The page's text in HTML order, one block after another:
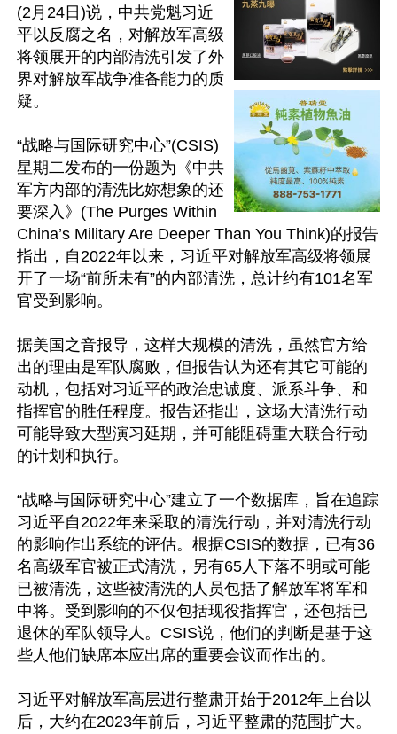
(2月24日)说，中共党魁习近
平以反腐之名，对解放军高级
将领展开的内部清洗引发了外
界对解放军战争准备能力的质
疑。
“战略与国际研究中心”(CSIS)
星期二发布的一份题为《中共
军方内部的清洗比妳想象的还
要深入》(The Purges Within
China’s Military Are Deeper Than You Think)的报告
指出，自2022年以来，习近平对解放军高级将领展
开了一场“前所未有”的内部清洗，总计约有101名军
官受到影响。
据美国之音报导，这样大规模的清洗，虽然官方给
出的理由是军队腐败，但报告认为还有其它可能的
动机，包括对习近平的政治忠诚度、派系斗争、和
指挥官的胜任程度。报告还指出，这场大清洗行动
可能导致大型演习延期，并可能阻碍重大联合行动
的计划和执行。
“战略与国际研究中心”建立了一个数据库，旨在追踪
习近平自2022年来采取的清洗行动，并对清洗行动
的影响作出系统的评估。根据CSIS的数据，已有36
名高级军官被正式清洗，另有65人下落不明或可能
已被清洗，这些被清洗的人员包括了解放军将军和
中将。受到影响的不仅包括现役指挥官，还包括已
退休的军队领导人。CSIS说，他们的判断是基于这
些人他们缺席本应出席的重要会议而作出的。
习近平对解放军高层进行整肃开始于2012年上台以
后，大约在2023年前后，习近平整肃的范围扩大。